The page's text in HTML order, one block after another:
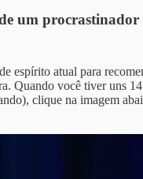
um procrastinador
espírito atual para
Quando você tiver uns
clique na imagem